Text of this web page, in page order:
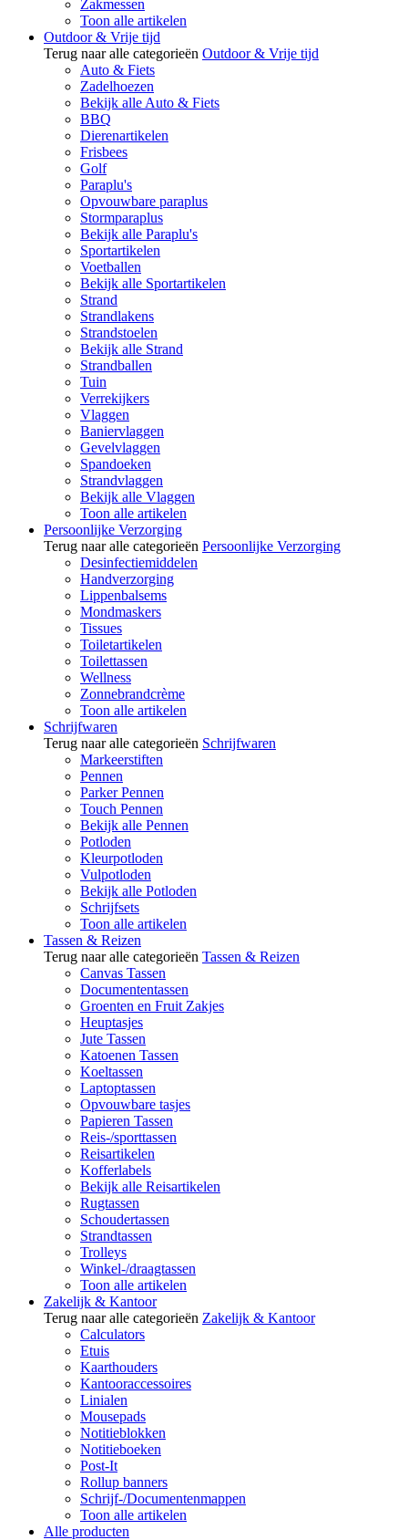
Zakmessen
Toon alle artikelen
Outdoor & Vrije tijd
Terug naar alle categorieën Outdoor & Vrije tijd
Auto & Fiets
Zadelhoezen
Bekijk alle Auto & Fiets
BBQ
Dierenartikelen
Frisbees
Golf
Paraplu's
Opvouwbare paraplus
Stormparaplus
Bekijk alle Paraplu's
Sportartikelen
Voetballen
Bekijk alle Sportartikelen
Strand
Strandlakens
Strandstoelen
Bekijk alle Strand
Strandballen
Tuin
Verrekijkers
Vlaggen
Baniervlaggen
Gevelvlaggen
Spandoeken
Strandvlaggen
Bekijk alle Vlaggen
Toon alle artikelen
Persoonlijke Verzorging
Terug naar alle categorieën Persoonlijke Verzorging
Desinfectiemiddelen
Handverzorging
Lippenbalsems
Mondmaskers
Tissues
Toiletartikelen
Toilettassen
Wellness
Zonnebrandcrème
Toon alle artikelen
Schrijfwaren
Terug naar alle categorieën Schrijfwaren
Markeerstiften
Pennen
Parker Pennen
Touch Pennen
Bekijk alle Pennen
Potloden
Kleurpotloden
Vulpotloden
Bekijk alle Potloden
Schrijfsets
Toon alle artikelen
Tassen & Reizen
Terug naar alle categorieën Tassen & Reizen
Canvas Tassen
Documententassen
Groenten en Fruit Zakjes
Heuptasjes
Jute Tassen
Katoenen Tassen
Koeltassen
Laptoptassen
Opvouwbare tasjes
Papieren Tassen
Reis-/sporttassen
Reisartikelen
Kofferlabels
Bekijk alle Reisartikelen
Rugtassen
Schoudertassen
Strandtassen
Trolleys
Winkel-/draagtassen
Toon alle artikelen
Zakelijk & Kantoor
Terug naar alle categorieën Zakelijk & Kantoor
Calculators
Etuis
Kaarthouders
Kantooraccessoires
Linialen
Mousepads
Notitieblokken
Notitieboeken
Post-It
Rollup banners
Schrijf-/Documentenmappen
Toon alle artikelen
Alle producten